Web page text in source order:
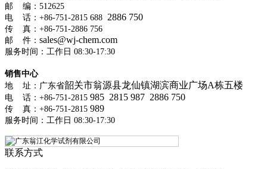
邮 编：512625
电 话：+86-751-2815 688 2886 750
传 真： +86-751-2886 756
邮 件： sales@wj-chem.com
服务时间：工作日 08:30-17:30
销售中心
地 址：广东省韶关市翁源县龙仙镇湖滨商业广场A栋五楼
电 话：+86-751-2815 985 2815 987 2886 750
传 真： +86-751-2815 989
服务时间：工作日 08:30-17:30
联系方式